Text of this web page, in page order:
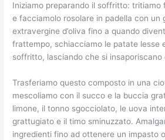
Iniziamo preparando il soffritto: tritiamo
e facciamolo rosolare in padella con un
extravergine d’oliva fino a quando
frattempo, schiacciamo le patate lesse
soffritto, lasciando che si insaporiscano
Trasferiamo questo composto in una
mescoliamo con il succo e la buccia
limone, il tonno sgocciolato, le uova
grattugiato e il timo sminuzzato.
ingredienti fino ad ottenere un impasto